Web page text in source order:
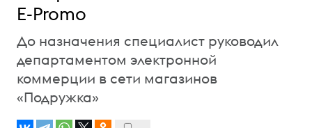
E-Promo
До назначения специалист руководил
департаментом электронной
коммерции в сети магазинов
«Подружка»